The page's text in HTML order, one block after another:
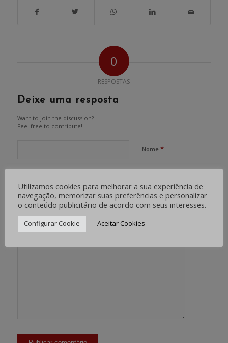
0
RESPOSTAS
Deixe uma resposta
Want to join the discussion?
Feel free to contribute!
Nome *
Utilizamos cookies para melhorar a sua experiência de
navegação, memorizar suas preferências e personalizar
o conteúdo publicitário de acordo com seus interesses.
Configurar Cookie Aceitar Cookies